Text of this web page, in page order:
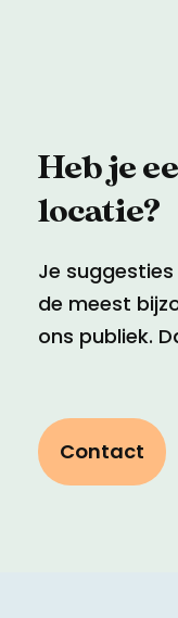
Heb je
locatie?
Je
de meest
ons publiek.
Contact